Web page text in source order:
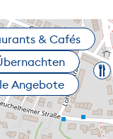
& Cafés
Angebote